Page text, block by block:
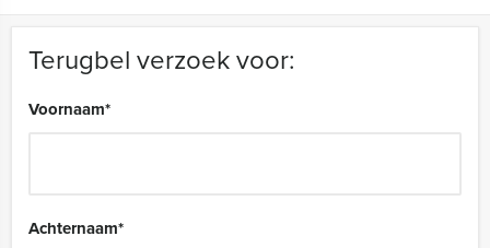
Terugbel verzoek voor:
Voornaam*
Achternaam*